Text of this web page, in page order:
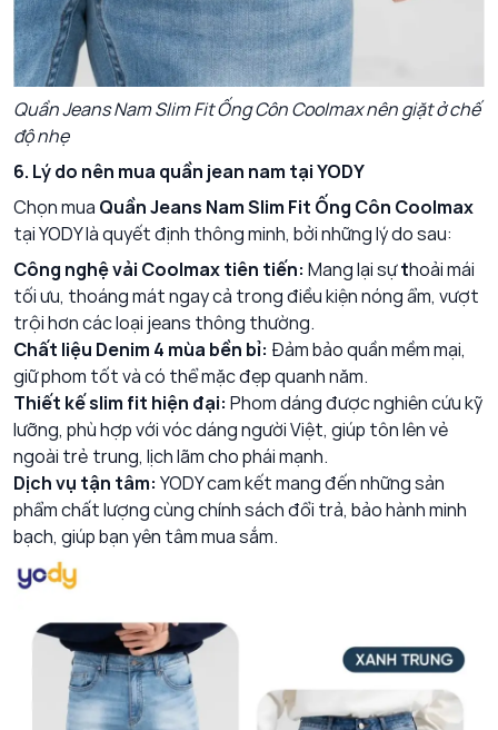
Quần Jeans Nam Slim Fit Ống Côn Coolmax nên giặt ở chế
độ nhẹ
6. Lý do nên mua quần jean nam tại YODY
Chọn mua Quần Jeans Nam Slim Fit Ống Côn Coolmax
tại YODY là quyết định thông minh, bởi những lý do sau:
Công nghệ vải Coolmax tiên tiến: Mang lại sựthoải mái
tối ưu, thoáng mát ngay cả trong điều kiện nóng ẩm, vượt
trội hơn các loại jeans thông thường.
Chất liệu Denim 4 mùa bền bỉ: Đảm bảo quần mềm mại,
giữ phom tốt và có thể mặc đẹp quanh năm.
Thiết kế slim fit hiện đại: Phom dáng được nghiên cứu kỹ
lưỡng, phù hợp với vóc dáng người Việt, giúp tôn lên vẻ
ngoài trẻ trung, lịch lãm cho phái mạnh.
Dịch vụ tận tâm: YODY cam kết mang đến những sản
phẩm chất lượng cùng chính sách đổi trả, bảo hành minh
bạch, giúp bạn yên tâm mua sắm.